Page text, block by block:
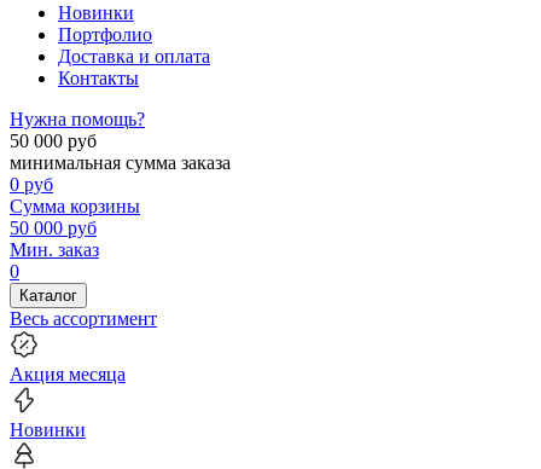
Новинки
Портфолио
Доставка и оплата
Контакты
Нужна помощь?
50 000 руб
минимальная сумма заказа
0 руб
Сумма корзины
50 000 руб
Мин. заказ
0
Каталог
Весь ассортимент
Акция месяца
Новинки